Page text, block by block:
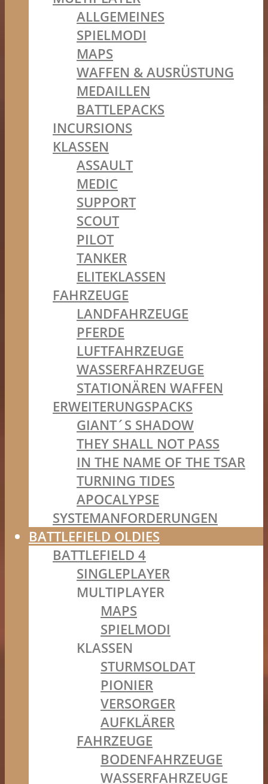
ALLGEMEINES
SPIELMODI
MAPS
WAFFEN & AUSRÜSTUNG
MEDAILLEN
BATTLEPACKS
INCURSIONS
KLASSEN
ASSAULT
MEDIC
SUPPORT
SCOUT
PILOT
TANKER
ELITEKLASSEN
FAHRZEUGE
LANDFAHRZEUGE
PFERDE
LUFTFAHRZEUGE
WASSERFAHRZEUGE
STATIONÄREN WAFFEN
ERWEITERUNGSPACKS
GIANT´S SHADOW
THEY SHALL NOT PASS
IN THE NAME OF THE TSAR
TURNING TIDES
APOCALYPSE
SYSTEMANFORDERUNGEN
BATTLEFIELD OLDIES
BATTLEFIELD 4
SINGLEPLAYER
MULTIPLAYER
MAPS
SPIELMODI
KLASSEN
STURMSOLDAT
PIONIER
VERSORGER
AUFKLÄRER
FAHRZEUGE
BODENFAHRZEUGE
WASSERFAHRZEUGE